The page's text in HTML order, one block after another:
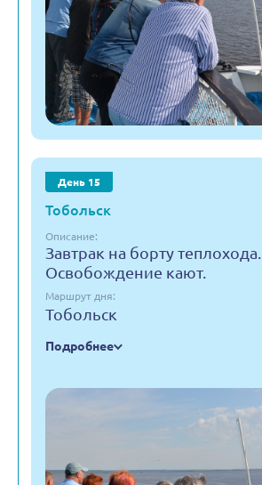
День 15
Тобольск
Описание:
Завтрак на борту теплохода.
Освобождение кают.
Маршрут дня:
Тобольск
Подробнее